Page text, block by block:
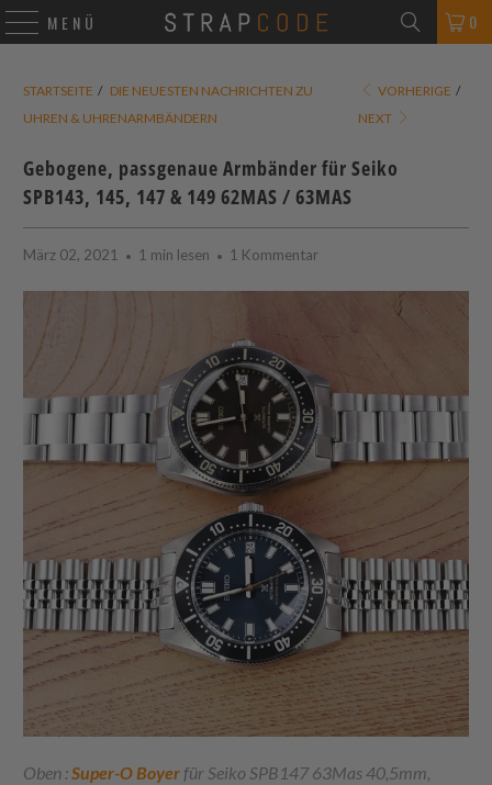
MENÜ 0
STARTSEITE / DIE NEUESTEN NACHRICHTEN ZU
UHREN & UHRENARMBÄNDERN
VORHERIGE /
NEXT
Gebogene, passgenaue Armbänder für Seiko
SPB143, 145, 147 & 149 62MAS / 63MAS
März 02, 2021 1 min lesen 1 Kommentar
Oben : Super-O Boyer für Seiko SPB147 63Mas 40,5mm,